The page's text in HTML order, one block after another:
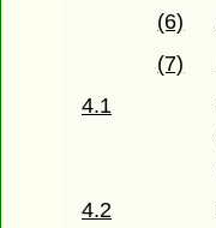
(6)
(7)
4.1
4.2